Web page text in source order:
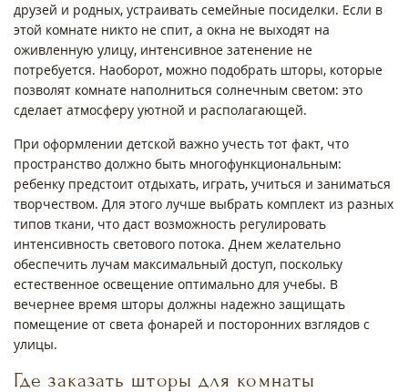
друзей и родных, устраивать семейные посиделки. Если в
этой комнате никто не спит, а окна не выходят на
оживленную улицу, интенсивное затенение не
потребуется. Наоборот, можно подобрать шторы, которые
позволят комнате наполниться солнечным светом: это
сделает атмосферу уютной и располагающей.
При оформлении детской важно учесть тот факт, что
пространство должно быть многофункциональным:
ребенку предстоит отдыхать, играть, учиться и заниматься
творчеством. Для этого лучше выбрать комплект из разных
типов ткани, что даст возможность регулировать
интенсивность светового потока. Днем желательно
обеспечить лучам максимальный доступ, поскольку
естественное освещение оптимально для учебы. В
вечернее время шторы должны надежно защищать
помещение от света фонарей и посторонних взглядов с
улицы.
Где заказать шторы для комнаты